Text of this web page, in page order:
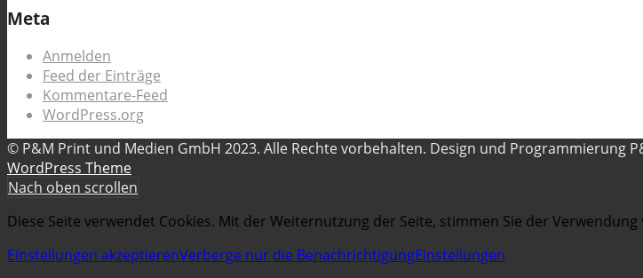
Meta
Anmelden
Feed der Einträge
Kommentare-Feed
WordPress.org
© P&M Print und Medien GmbH 2023. Alle Rechte vorbehalten. Design und Programmierung
WordPress Theme
Nach oben scrollen
Diese Seite verwendet Cookies. Mit der Weiternutzung der Seite, stimmen Sie der
Einstellungen akzeptierenVerberge nur die BenachrichtigungEinstellungen